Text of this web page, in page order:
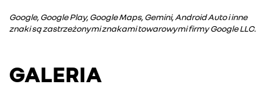
Google, Google Play, Google Maps, Gemini, Android Auto i inne
znaki są zastrzeżonymi znakami towarowymi firmy Google LLC.
GALERIA